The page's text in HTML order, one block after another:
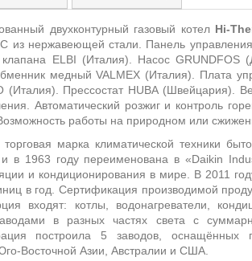
двухконтурный газовый котел Hi-
из нержавеющей стали. Панель
клапана ELBI (Италия). Насос
медный VALMEX (Италия). Плата
(Италия). Прессостат HUBA (Швейцария).
Автоматический розжиг и контроль
работы на природном или
торговая марка климатической техники
в 1963 году переименована в «Daikin
и кондиционирования в мире. В 2011
в год. Сертификация производимой
входят: котлы, водонагреватели,
в разных частях света с
построила 5 заводов, оснащённых
Восточной Азии, Австралии и США.